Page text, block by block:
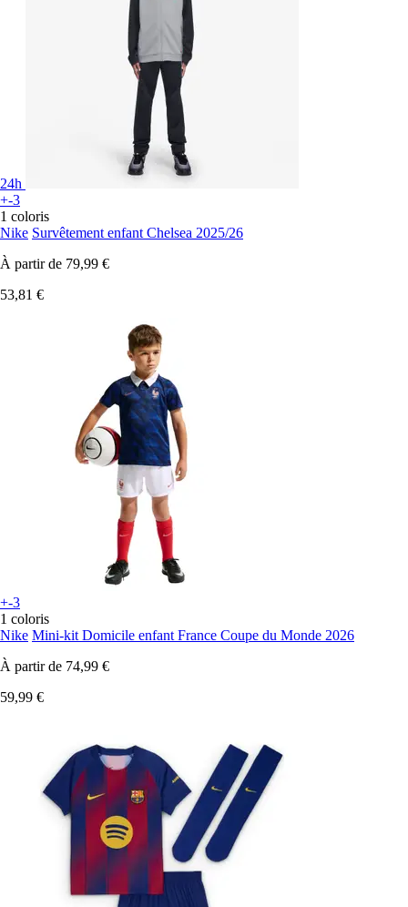
24h
+-3
1 coloris
Nike Survêtement enfant Chelsea 2025/26
À partir de 79,99 €
53,81 €
+-3
1 coloris
Nike Mini-kit Domicile enfant France Coupe du Monde 2026
À partir de 74,99 €
59,99 €